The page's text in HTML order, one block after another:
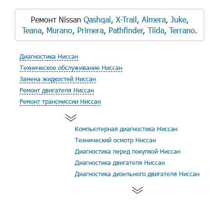
Ремонт Nissan Qashqai, X-Trail, Almera, Juke,
Teana, Murano, Primera, Pathfinder, Tiida, Terrano.
Диагностика Ниссан
Техническое обслуживание Ниссан
Замена жидкостей Ниссан
Ремонт двигателя Ниссан
Ремонт трансмиссии Ниссан
Компьютерная диагностика Ниссан
Технический осмотр Ниссан
Диагностика перед покупкой Ниссан
Диагностика двигателя Ниссан
Диагностика дизельного двигателя Ниссан